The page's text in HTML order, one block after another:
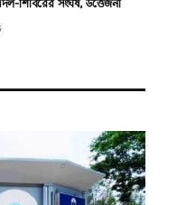
শিবিরের সংঘর্ষ, উত্তেজনা